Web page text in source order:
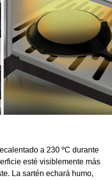
a 230 ºC durante
esté visiblemente más
La sartén echará humo,